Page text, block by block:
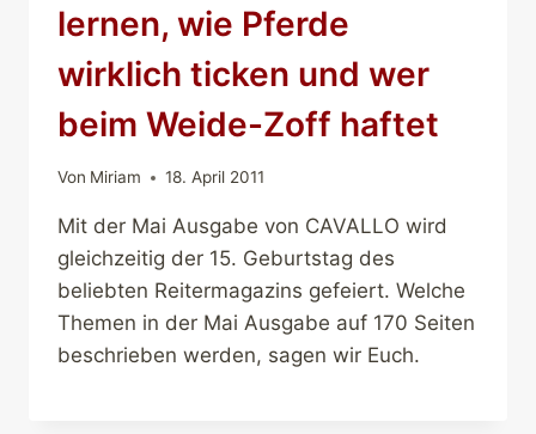
lernen, wie Pferde
wirklich ticken und wer
beim Weide-Zoff haftet
Von Miriam 18. April 2011
Mit der Mai Ausgabe von CAVALLO wird
gleichzeitig der 15. Geburtstag des
beliebten Reitermagazins gefeiert. Welche
Themen in der Mai Ausgabe auf 170 Seiten
beschrieben werden, sagen wir Euch.